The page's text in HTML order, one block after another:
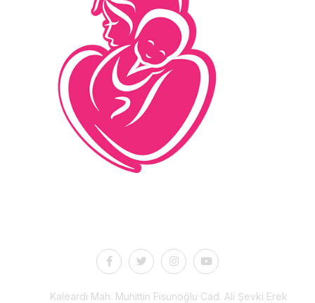
Kaleardi Mah. Muhittin Fisunoğlu Cad. Ali Şevki Erek